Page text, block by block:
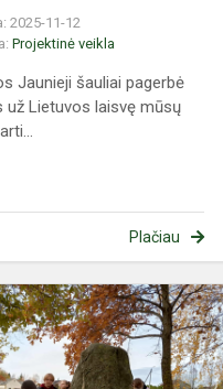
2025-11-12
Projektinė veikla
Jaunieji šauliai pagerbė
už Lietuvos laisvę mūsų
Plačiau